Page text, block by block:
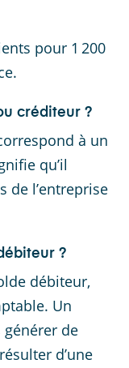
pour 1 200
créditeur ?
à un
qu’il
de l’entreprise
?
débiteur,
Un
de
d’une